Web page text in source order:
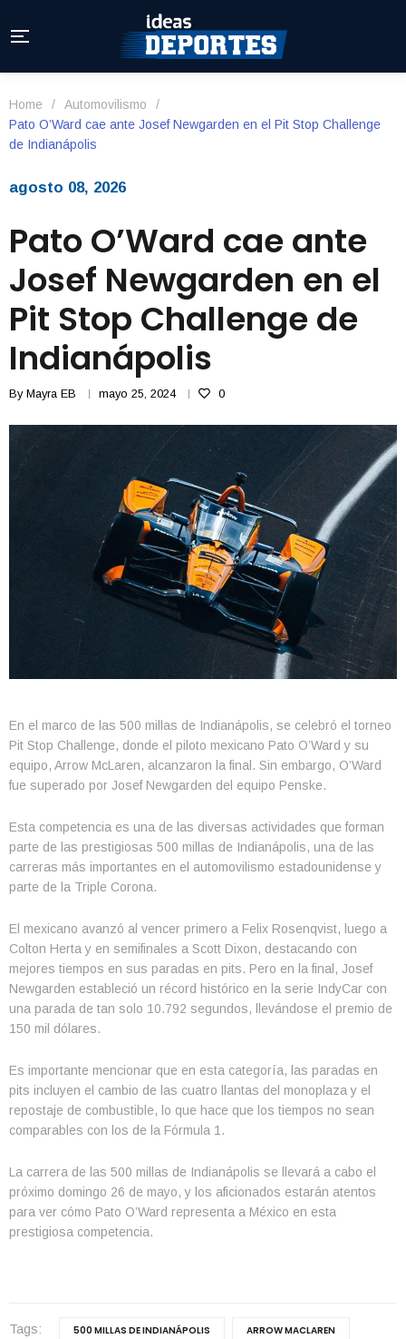
Home / Automovilismo
/
Pato O’Ward cae ante Josef Newgarden en el Pit Stop Challenge
de Indianápolis
agosto 08, 2026
Pato O’Ward cae ante
Josef Newgarden en el
Pit Stop Challenge de
Indianápolis
By Mayra EB mayo 25, 2024 0
En el marco de las 500 millas de Indianápolis, se celebró el torneo
Pit Stop Challenge, donde el piloto mexicano Pato O’Ward y su
equipo, Arrow McLaren, alcanzaron la final. Sin embargo, O’Ward
fue superado por Josef Newgarden del equipo Penske.
Esta competencia es una de las diversas actividades que forman
parte de las prestigiosas 500 millas de Indianápolis, una de las
carreras más importantes en el automovilismo estadounidense y
parte de la Triple Corona.
El mexicano avanzó al vencer primero a Felix Rosenqvist, luego a
Colton Herta y en semifinales a Scott Dixon, destacando con
mejores tiempos en sus paradas en pits. Pero en la final, Josef
Newgarden estableció un récord histórico en la serie IndyCar con
una parada de tan solo 10.792 segundos, llevándose el premio de
150 mil dólares.
Es importante mencionar que en esta categoría, las paradas en
pits incluyen el cambio de las cuatro llantas del monoplaza y el
repostaje de combustible, lo que hace que los tiempos no sean
comparables con los de la Fórmula 1.
La carrera de las 500 millas de Indianápolis se llevará a cabo el
próximo domingo 26 de mayo, y los aficionados estarán atentos
para ver cómo Pato O’Ward representa a México en esta
prestigiosa competencia.
Tags: 500 MILLAS DE INDIANÁPOLIS
ARROW MACLAREN